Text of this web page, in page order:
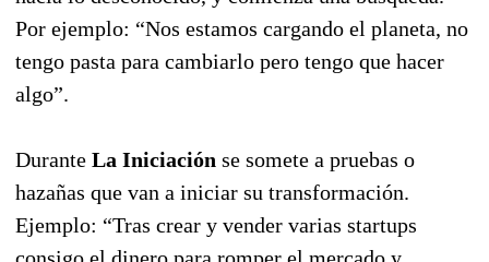
Por ejemplo: “Nos estamos cargando el planeta, no
tengo pasta para cambiarlo pero tengo que hacer
algo”.
Durante La Iniciación se somete a pruebas o
hazañas que van a iniciar su transformación.
Ejemplo: “Tras crear y vender varias startups